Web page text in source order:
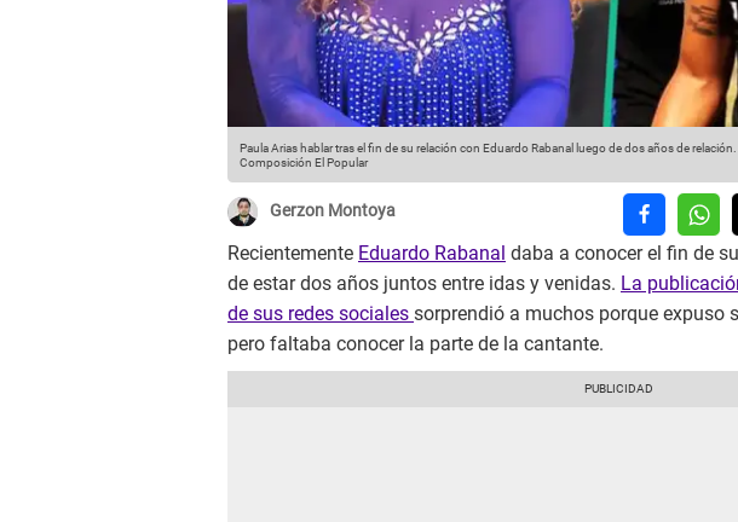
Paula Arias hablar tras el fin de su relación con Eduardo Rabanal luego de dos años de relación.
Composición El Popular
Gerzon Montoya
Recientemente Eduardo Rabanal daba a conocer el fin de
de estar dos años juntos entre idas y venidas. La
de sus redes sociales sorprendió a muchos porque expuso
pero faltaba conocer la parte de la cantante.